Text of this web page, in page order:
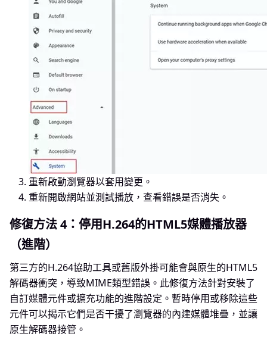
重新啟動瀏覽器以套用變更。
重新開啟網站並測試播放，查看錯誤是否消失。
修復方法 4：停用H.264的HTML5媒體播放器
（進階）
第三方的H.264協助工具或舊版外掛可能會與原生的HTML5
解碼器衝突，導致MIME類型錯誤。此修復方法針對安裝了
自訂媒體元件或擴充功能的進階設定。暫時停用或移除這些
元件可以揭示它們是否干擾了瀏覽器的內建媒體堆疊，並讓
原生解碼器接管。